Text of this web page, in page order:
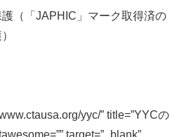
（「JAPHIC」マーク取得済の
yyc/” title=”YYCの